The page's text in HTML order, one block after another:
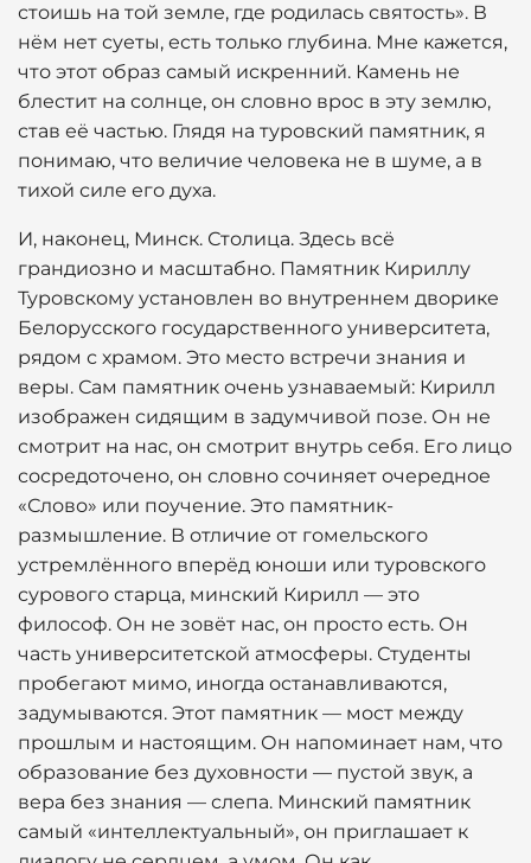
стоишь на той земле, где родилась святость». В
нём нет суеты, есть только глубина. Мне кажется,
что этот образ самый искренний. Камень не
блестит на солнце, он словно врос в эту землю,
став её частью. Глядя на туровский памятник, я
понимаю, что величие человека не в шуме, а в
тихой силе его духа.
И, наконец, Минск. Столица. Здесь всё
грандиозно и масштабно. Памятник Кириллу
Туровскому установлен во внутреннем дворике
Белорусского государственного университета,
рядом с храмом. Это место встречи знания и
веры. Сам памятник очень узнаваемый: Кирилл
изображен сидящим в задумчивой позе. Он не
смотрит на нас, он смотрит внутрь себя. Его лицо
сосредоточено, он словно сочиняет очередное
«Слово» или поучение. Это памятник-
размышление. В отличие от гомельского
устремлённого вперёд юноши или туровского
сурового старца, минский Кирилл — это
философ. Он не зовёт нас, он просто есть. Он
часть университетской атмосферы. Студенты
пробегают мимо, иногда останавливаются,
задумываются. Этот памятник — мост между
прошлым и настоящим. Он напоминает нам, что
образование без духовности — пустой звук, а
вера без знания — слепа. Минский памятник
самый «интеллектуальный», он приглашает к